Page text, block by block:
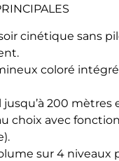
cinétique sans
coloré
jusqu’à 200 mètres
choix avec
sur 4 niveaux